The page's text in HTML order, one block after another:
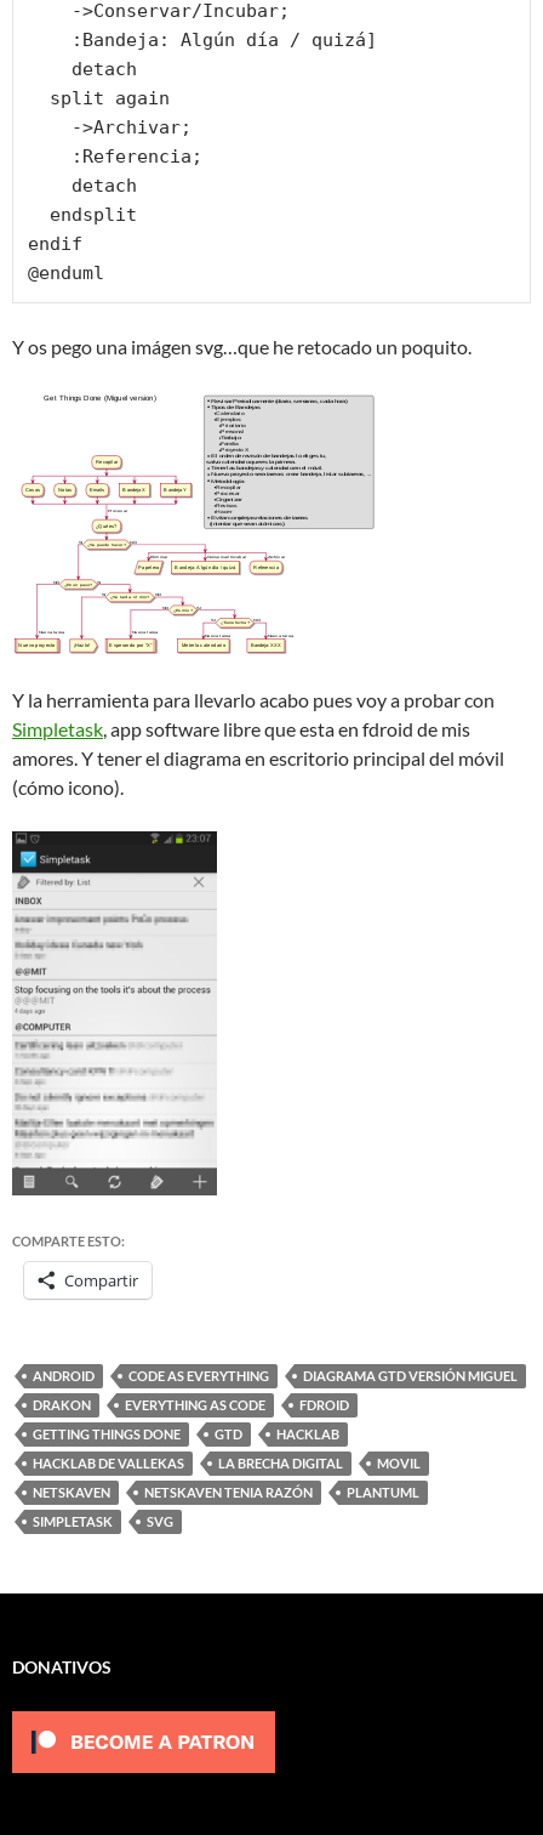
endif
Y os pego una imágen svg…que he retocado un poquito.
Y la herramienta para llevarlo acabo pues voy a probar con
Simpletask , app software libre que esta en fdroid de mis
amores. Y tener el diagrama en escritorio principal del móvil
(cómo icono).
COMPARTE ESTO:
Compartir
ANDROID CODE AS EVERYTHING
DIAGRAMA GTD VERSIÓN MIGUEL
DRAKON
EVERYTHING AS CODE
FDROID
GETTING THINGS DONE
GTD
HACKLAB
HACKLAB DE VALLEKAS
LA BRECHA DIGITAL
MOVIL
NETSKAVEN
NETSKAVEN TENIA RAZÓN
PLANTUML
SIMPLETASK
SVG
DONATIVOS